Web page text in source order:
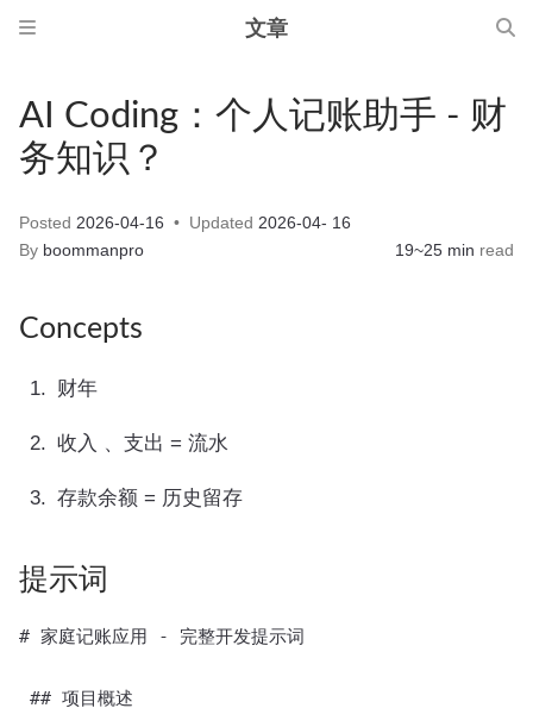
文章
AI Coding：个人记账助手 - 财
务知识？
Posted 2026-04-16 Updated 2026-04- 16
By boommanpro 19~25 min read
Concepts
财年
收入 、支出 = 流水
存款余额 = 历史留存
提示词
# 家庭记账应用 - 完整开发提示词
## 项目概述